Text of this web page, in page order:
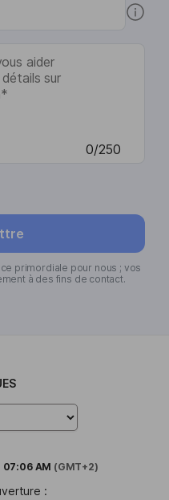
0/250
primordiale pour nous ; vos
à des fins de contact.
07:06 AM (GMT+2)
: